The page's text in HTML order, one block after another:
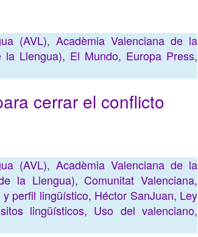
(AVL), Acadèmia Valenciana de la
la Llengua), El Mundo, Europa Press,
cerrar el conflicto
(AVL), Acadèmia Valenciana de la
la Llengua),Comunitat Valenciana,
perfil lingüístico, Héctor SanJuan, Ley
lingüísticos, Uso del valenciano,